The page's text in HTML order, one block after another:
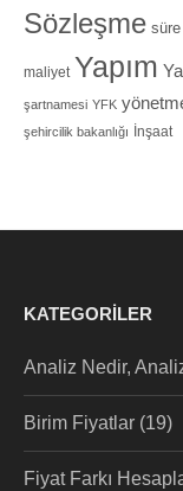
Sözleşme süre
maliyet Yapım
şartnamesi YFK
şehircilik bakanlığı
İnşaat
KATEGORILER
Analiz Nedir,
Birim Fiyatlar (19)
Fiyat Farkı